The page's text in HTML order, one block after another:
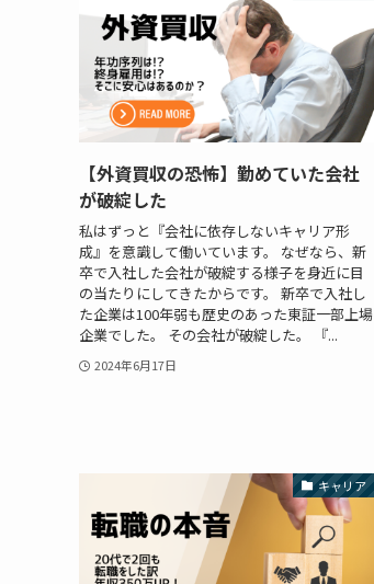
【外資買収の恐怖】勤めていた会社
が破綻した
私はずっと『会社に依存しないキャリア形
成』を意識して働いています。 なぜなら、新
卒で入社した会社が破綻する様子を身近に目
の当たりにしてきたからです。 新卒で入社し
た企業は100年弱も歴史のあった東証一部上場
企業でした。 その会社が破綻した。 『...
2024年6月17日
キャリア